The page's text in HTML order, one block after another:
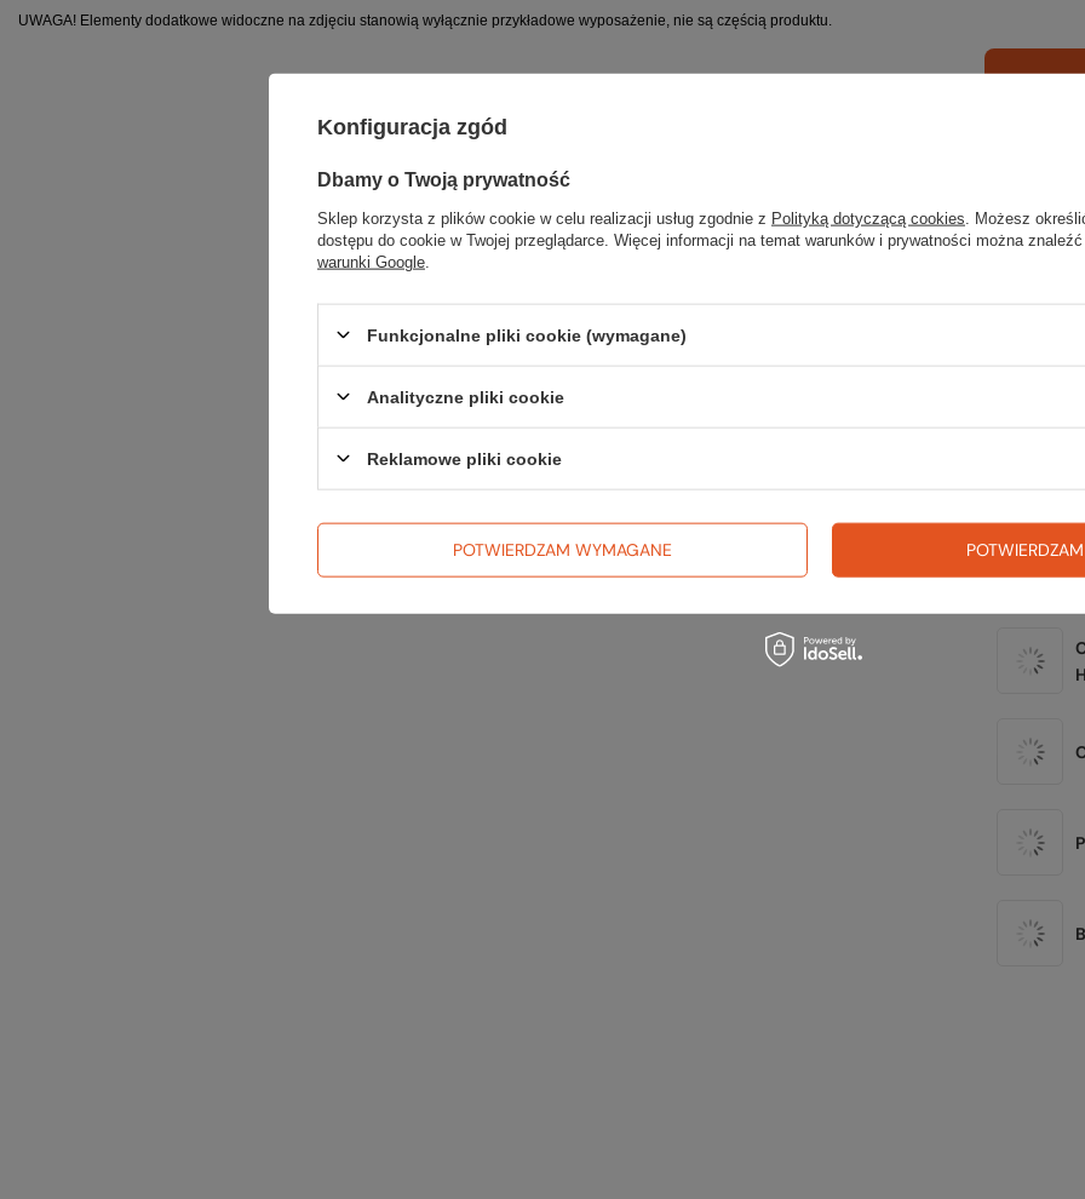
UWAGA! Elementy dodatkowe widoczne na zdjęciu stanowią wyłącznie przykładowe wyposażenie, nie są częścią produktu.
na
Konfiguracja zgód
Dbamy o Twoją prywatność
Sklep korzysta z plików cookie w celu realizacji usług zgodnie z Polityką dotyczącą cookies . Możesz
dostępu do cookie w Twojej przeglądarce. Więcej informacji na temat warunków i prywatności można
warunki Google
Funkcjonalne pliki cookie (wymagane)
Analityczne pliki cookie
Reklamowe pliki cookie
POTWIERDZAM WYMAGANE